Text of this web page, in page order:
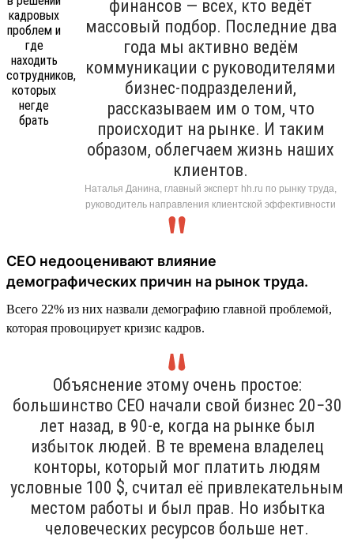
финансов — всех, кто ведёт
массовый подбор. Последние два
года мы активно ведём
коммуникации с руководителями
бизнес-подразделений,
рассказываем им о том, что
происходит на рынке. И таким
образом, облегчаем жизнь наших
клиентов.
Наталья Данина, главный эксперт hh.ru по рынку труда,
руководитель направления клиентской эффективности
CEO недооценивают влияние
демографических причин на рынок труда.
Всего 22% из них назвали демографию главной проблемой,
которая провоцирует кризис кадров.
Объяснение этому очень простое:
большинство CEO начали свой бизнес 20−30
лет назад, в 90-е, когда на рынке был
избыток людей. В те времена владелец
конторы, который мог платить людям
условные 100 $, считал её привлекательным
местом работы и был прав. Но избытка
человеческих ресурсов больше нет.